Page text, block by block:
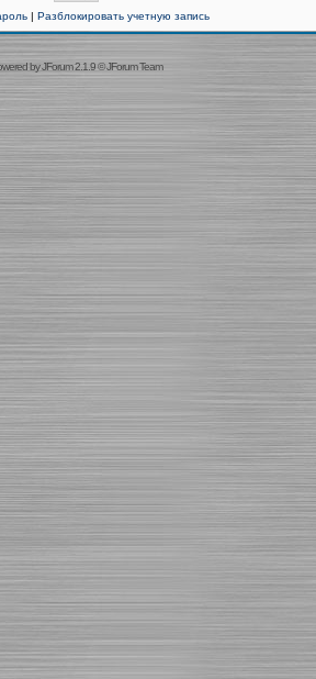
| Разблокировать учетную запись
byJForum 2.1.9©JForum Team